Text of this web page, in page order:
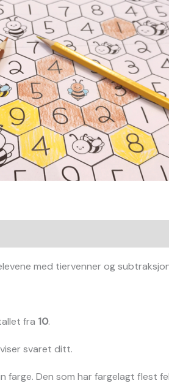
med tiervenner og
fra 10.
svaret ditt.
farge. Den som har fargelagt